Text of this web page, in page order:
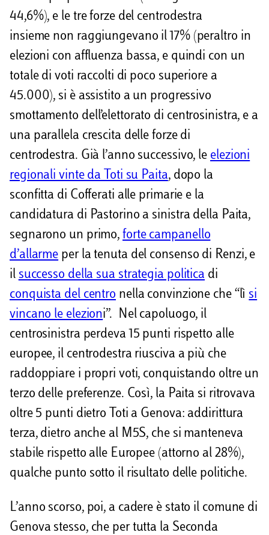
44,6%), e le tre forze del centrodestra
insieme non raggiungevano il 17% (peraltro in
elezioni con affluenza bassa, e quindi con un
totale di voti raccolti di poco superiore a
45.000), si è assistito a un progressivo
smottamento dell’elettorato di centrosinistra, e a
una parallela crescita delle forze di
centrodestra. Già l’anno successivo, le elezioni
regionali vinte da Toti su Paita, dopo la
sconfitta di Cofferati alle primarie e la
candidatura di Pastorino a sinistra della Paita,
segnarono un primo, forte campanello
d’allarme per la tenuta del consenso di Renzi, e
il successo della sua strategia politica di
conquista del centro nella convinzione che “lì si
vincano le elezioni”. Nel capoluogo, il
centrosinistra perdeva 15 punti rispetto alle
europee, il centrodestra riusciva a più che
raddoppiare i propri voti, conquistando oltre un
terzo delle preferenze. Così, la Paita si ritrovava
oltre 5 punti dietro Toti a Genova: addirittura
terza, dietro anche al M5S, che si manteneva
stabile rispetto alle Europee (attorno al 28%),
qualche punto sotto il risultato delle politiche.
L’anno scorso, poi, a cadere è stato il comune di
Genova stesso, che per tutta la Seconda